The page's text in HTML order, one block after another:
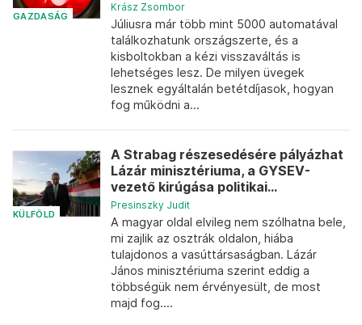
GAZDASÁG
Krász Zsombor
Júliusra már több mint 5000 automatával
találkozhatunk országszerte, és a
kisboltokban a kézi visszaváltás is
lehetséges lesz. De milyen üvegek
lesznek egyáltalán betétdíjasok, hogyan
fog működni a...
KÜLFÖLD
A Strabag részesedésére pályázhat
Lázár minisztériuma, a GYSEV-
vezető kirúgása politikai...
Presinszky Judit
A magyar oldal elvileg nem szólhatna bele,
mi zajlik az osztrák oldalon, hiába
tulajdonos a vasúttársaságban. Lázár
János minisztériuma szerint eddig a
többségük nem érvényesült, de most
majd fog....